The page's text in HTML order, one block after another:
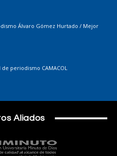
Álvaro Gómez Hurtado / Mejor
periodismo CAMACOL
Aliados